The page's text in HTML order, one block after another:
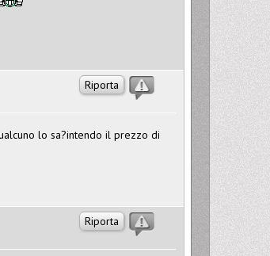
Riporta
lo sa?intendo il prezzo di
Riporta